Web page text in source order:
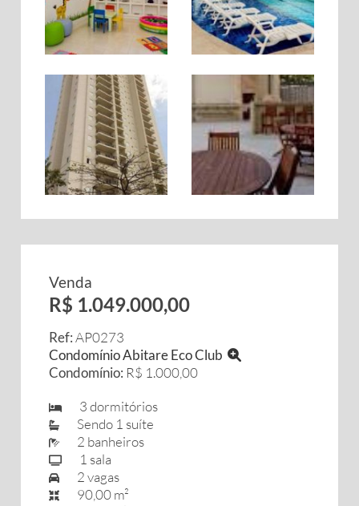
Venda
R$ 1.049.000,00
Ref:AP0273
Condomínio Abitare Eco Club
Condomínio: R$ 1.000,00
3 dormitórios
Sendo 1 suíte
2 banheiros
1 sala
2 vagas
90,00 m²